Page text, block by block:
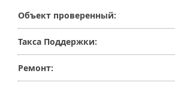
Объект проверенный:
Такса Поддержки:
Ремонт: